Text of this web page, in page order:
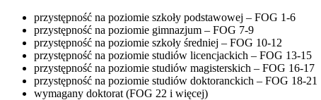
przystępność na poziomie szkoły podstawowej – FOG 1-6
przystępność na poziomie gimnazjum – FOG 7-9
przystępność na poziomie szkoły średniej – FOG 10-12
przystępność na poziomie studiów licencjackich – FOG 13-15
przystępność na poziomie studiów magisterskich – FOG 16-17
przystępność na poziomie studiów doktoranckich – FOG 18-21
wymagany doktorat (FOG 22 i więcej)